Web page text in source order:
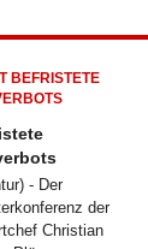
- Der
der
Christian